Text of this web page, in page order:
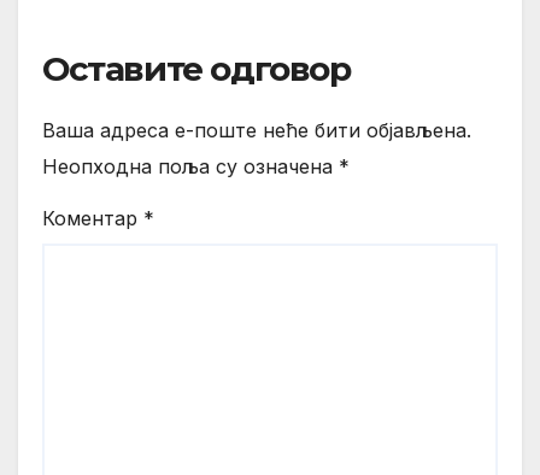
Оставите одговор
Ваша адреса е-поште неће бити објављена.
Неопходна поља су означена *
Коментар *